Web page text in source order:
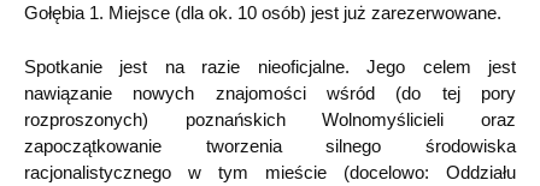
Gołębia 1. Miejsce (dla ok. 10 osób) jest już zarezerwowane.
Spotkanie jest na razie nieoficjalne. Jego celem jest
nawiązanie nowych znajomości wśród (do tej pory
rozproszonych) poznańskich Wolnomyślicieli oraz
zapoczątkowanie tworzenia silnego środowiska
racjonalistycznego w tym mieście (docelowo: Oddziału